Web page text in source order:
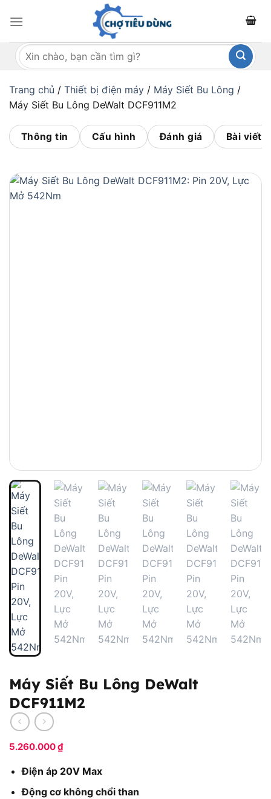
qua
dungTìm
kiếm:
Trang chủ / Thiết bị điện máy / Máy Siết Bu Lông /
Máy Siết Bu Lông DeWalt DCF911M2
Thông tin Cấu hình Đánh giá Bài viết
Máy Siết Bu Lông DeWalt
DCF911M2
5.260.000₫
Điện áp 20V Max
Động cơ không chổi than